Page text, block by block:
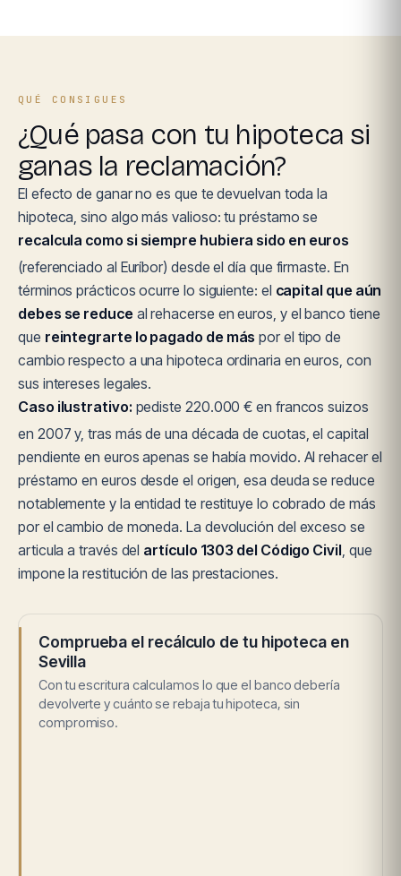
QUÉ CONSIGUES
¿Qué pasa con tu hipoteca si
ganas la reclamación?
El efecto de ganar no es que te devuelvan toda la
hipoteca, sino algo más valioso: tu préstamo se
recalcula como si siempre hubiera sido en euros
(referenciado al Euríbor) desde el día que firmaste. En
términos prácticos ocurre lo siguiente: el capital que aún
debes se reduce al rehacerse en euros, y el banco tiene
que reintegrarte lo pagado de más por el tipo de
cambio respecto a una hipoteca ordinaria en euros, con
sus intereses legales.
Caso ilustrativo: pediste 220.000 € en francos suizos
en 2007 y, tras más de una década de cuotas, el capital
pendiente en euros apenas se había movido. Al rehacer el
préstamo en euros desde el origen, esa deuda se reduce
notablemente y la entidad te restituye lo cobrado de más
por el cambio de moneda. La devolución del exceso se
articula a través del artículo 1303 del Código Civil, que
impone la restitución de las prestaciones.
Comprueba el recálculo de tu hipoteca en
Sevilla
Con tu escritura calculamos lo que el banco debería
devolverte y cuánto se rebaja tu hipoteca, sin
compromiso.